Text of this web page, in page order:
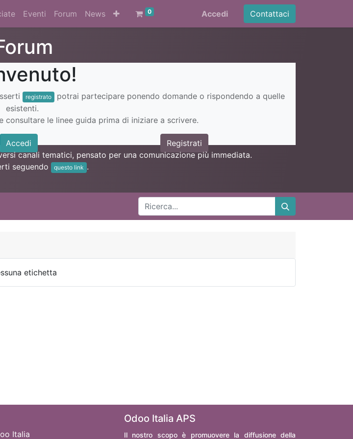
Eventi Forum News 0 Accedi Contattaci
registrato
potrai partecipare ponendo domande o rispondendo a quelle
esistenti.
le linee guida prima di iniziare a scrivere.
Accedi
Registrati
canali tematici, pensato per una comunicazione più immediata.
seguendo
questo link .
etichetta
Italia
Odoo Italia APS
Il nostro scopo è promuovere la diffusione della